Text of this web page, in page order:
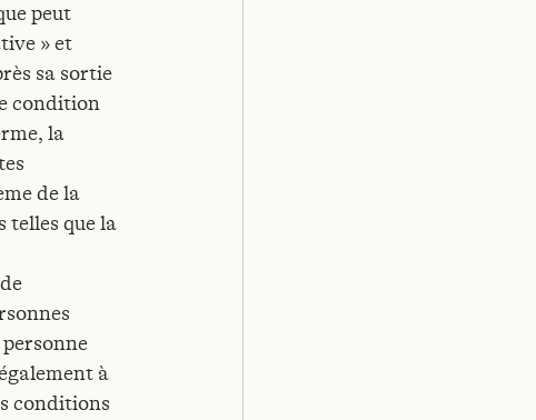
peut
» et
sa sortie
condition
la
de la
telles que la
à
conditions